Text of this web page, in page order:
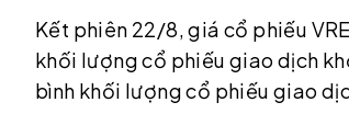
Kết phiên 22/8, giá cổ phiếu
khối lượng cổ phiếu giao dịch
bình khối lượng cổ phiếu giao